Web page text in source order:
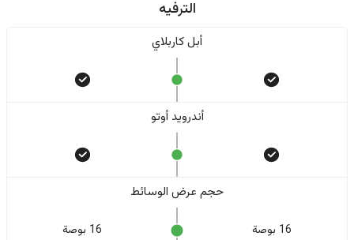
الترفيه
أبل كاربلاي
أندرويد أوتو
حجم عرض الوسائط
16 بوصة 16 بوصة